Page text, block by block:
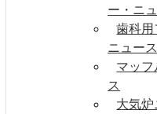
ー・ニ
歯科用
ニュース
マッ
ス
大気炉